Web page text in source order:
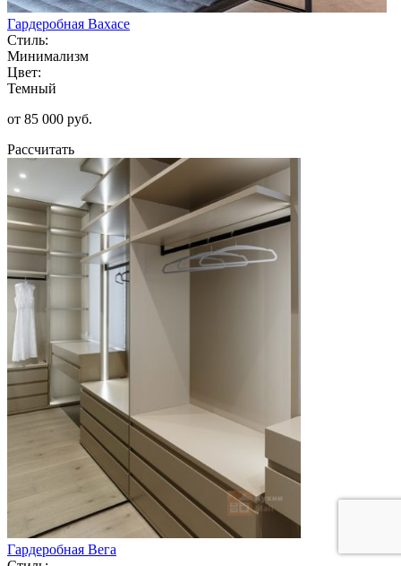
Гардеробная Вахасе
Стиль:
Минимализм
Цвет:
Темный
от 85 000 руб.
Рассчитать
Гардеробная Вега